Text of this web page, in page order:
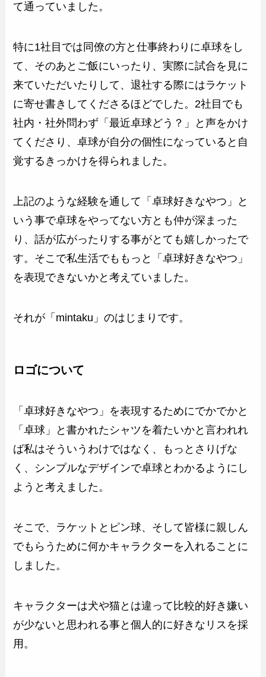
て通っていました。
特に1社目では同僚の方と仕事終わりに卓球をし
て、そのあとご飯にいったり、実際に試合を見に
来ていただいたりして、退社する際にはラケット
に寄せ書きしてくださるほどでした。2社目でも
社内・社外問わず「最近卓球どう？」と声をかけ
てくださり、卓球が自分の個性になっていると自
覚するきっかけを得られました。
上記のような経験を通して「卓球好きなやつ」と
いう事で卓球をやってない方とも仲が深まった
り、話が広がったりする事がとても嬉しかったで
す。そこで私生活でももっと「卓球好きなやつ」
を表現できないかと考えていました。
それが「mintaku」のはじまりです。
ロゴについて
「卓球好きなやつ」を表現するためにでかでかと
「卓球」と書かれたシャツを着たいかと言われれ
ば私はそういうわけではなく、もっとさりげな
く、シンプルなデザインで卓球とわかるようにし
ようと考えました。
そこで、ラケットとピン球、そして皆様に親しん
でもらうために何かキャラクターを入れることに
しました。
キャラクターは犬や猫とは違って比較的好き嫌い
が少ないと思われる事と個人的に好きなリスを採
用。